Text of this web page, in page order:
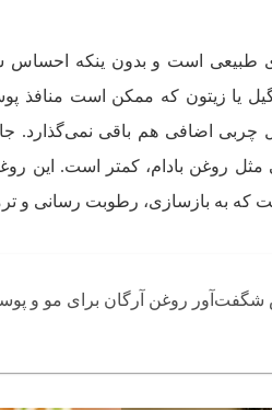
طبیعی است و بدون ینکه احساس
یا زیتون که ممکن است منافذ
اضافی هم باقی نمی‌گذارد.
که به بازسازی، رطوبت‌ رسانی و
روغن آرگان برای مو و